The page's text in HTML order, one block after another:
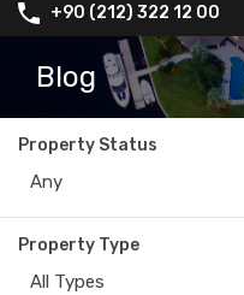
+90 (212) 322 12 00
Blog
Property Status
Any
Property Type
All Types